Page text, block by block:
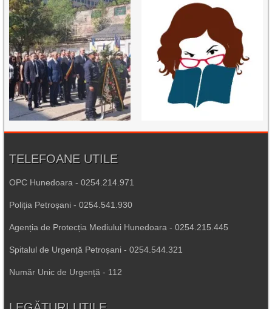
TELEFOANE UTILE
OPC Hunedoara - 0254.214.971
Poliția Petroșani - 0254.541.930
Agenția de Protecția Mediului Hunedoara - 0254.215.445
Spitalul de Urgență Petroșani - 0254.544.321
Număr Unic de Urgență - 112